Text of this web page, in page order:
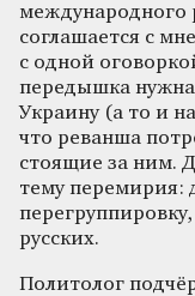
международного
соглашается с
с одной
передышка
Украину (а то и
что реванша
стоящие за ним.
тему перемирия:
русских.
Политолог